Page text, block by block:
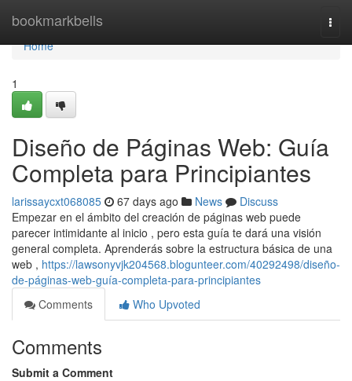
bookmarkbells
Home
Home
1
Diseño de Páginas Web: Guía
Completa para Principiantes
larissaycxt068085 67 days ago News
Discuss
Empezar en el ámbito del creación de páginas web puede
parecer intimidante al inicio , pero esta guía te dará una visión
general completa. Aprenderás sobre la estructura básica de una
web , https://lawsonyvjk204568.blogunteer.com/40292498/diseño-
de-páginas-web-guía-completa-para-principiantes
Comments
Who Upvoted
Comments
Submit a Comment